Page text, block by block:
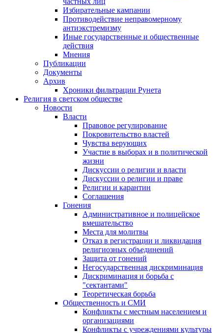
Избирательные кампании
Противодействие неправомерному
антиэкстремизму
Иные государственные и общественные
действия
Мнения
Публикации
Документы
Архив
Хроники фильтрации Рунета
Религия в светском обществе
Новости
Власти
Правовое регулирование
Покровительство властей
Чувства верующих
Участие в выборах и в политической
жизни
Дискуссии о религии и власти
Дискуссии о религии и праве
Религии и карантин
Соглашения
Гонения
Административное и полицейское
вмешательство
Места для молитвы
Отказ в регистрации и ликвидация
религиозных объединений
Защита от гонений
Негосударственная дискриминация
Дискриминация и борьба с
"сектантами"
Теоретическая борьба
Общественность и СМИ
Конфликты с местным населением и
организациями
Конфликты с учреждениями культуры